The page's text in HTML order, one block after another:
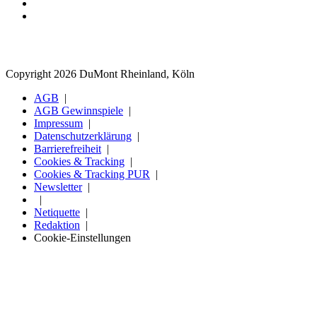
Copyright 2026 DuMont Rheinland, Köln
AGB
AGB Gewinnspiele
Impressum
Datenschutzerklärung
Barrierefreiheit
Cookies & Tracking
Cookies & Tracking PUR
Newsletter
Netiquette
Redaktion
Cookie-Einstellungen